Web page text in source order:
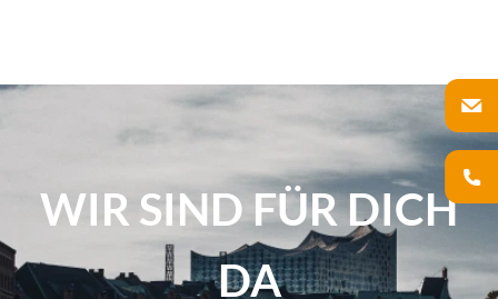
WIR SIND FÜR DICH
DA